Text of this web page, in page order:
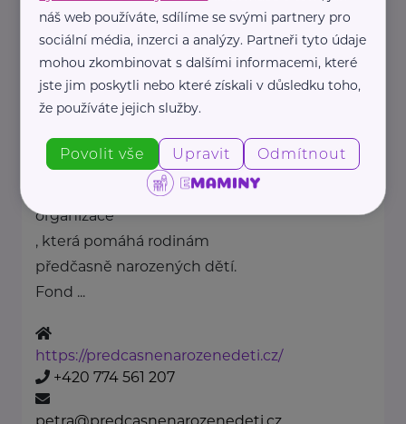
posta@mpsv.cz
Nadační fond pro předčasně
narozené děti
Nadační fond pro předčasně
narozené děti je nezisková
organizace
, která pomáhá rodinám
předčasně narozených dětí.
Fond ...
https://predcasnenarozenedeti.cz/
+420 774 561 207
náš web používáte, sdílíme se svými partnery pro
sociální média, inzerci a analýzy. Partneři tyto údaje
mohou zkombinovat s dalšími informacemi, které
jste jim poskytli nebo které získali v důsledku toho,
že používáte jejich služby.
Povolit vše Upravit Odmítnout